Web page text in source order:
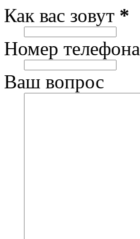
Как вас зовут *
Номер телефона
Ваш вопрос